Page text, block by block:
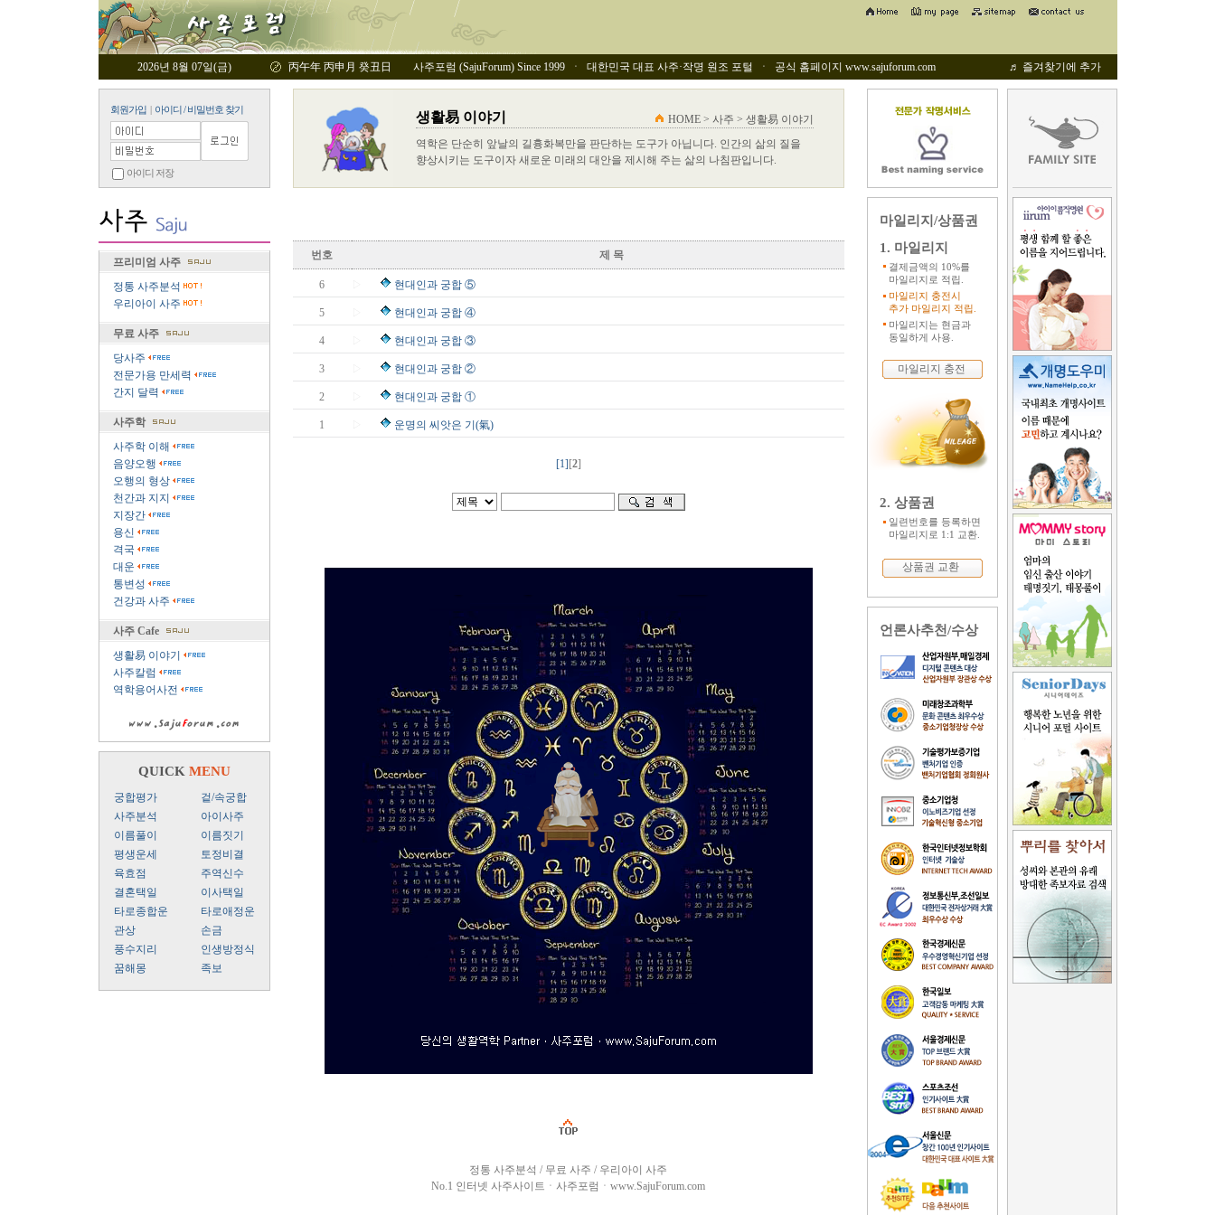
2026년 8월 07일(금) 丙午年 丙申月 癸丑日 사주포럼 (SajuForum) Since 1999 ㆍ 대한민국 대표 사주·작명 원조 포털 ㆍ 공식 홈페이지 www.sajuforum.com ♬ 즐겨찾기에 추가
회원가입| 아이디 / 비밀번호 찾기
아이디 저장
프리미엄 사주
정통 사주분석
우리아이 사주
무료 사주
당사주
전문가용 만세력
간지 달력
사주학
사주학 이해
음양오행
오행의 형상
천간과 지지
지장간
용신
격국
대운
통변성
건강과 사주
사주 Cafe
생활易 이야기
사주칼럼
역학용어사전
QUICK MENU
궁합평가
겉/속궁합
사주분석
아이사주
이름풀이
이름짓기
평생운세
토정비결
육효점
주역신수
결혼택일
이사택일
타로종합운
타로애정운
관상
손금
풍수지리
인생방정식
꿈해몽
족보
생활易 이야기
HOME > 사주 > 생활易 이야기
역학은 단순히 앞날의 길흉화복만을 판단하는 도구가 아닙니다. 인간의 삶의 질을
향상시키는 도구이자 새로운 미래의 대안을 제시해 주는 삶의 나침판입니다.
번호 제 목
6 현대인과 궁합 ⑤
5 현대인과 궁합 ④
4 현대인과 궁합 ③
3 현대인과 궁합 ②
2 현대인과 궁합 ①
1 운명의 씨앗은 기(氣)
[1] [2]
정통 사주분석 / 무료 사주 / 우리아이 사주
No.1 인터넷 사주사이트ㆍ사주포럼ㆍwww.SajuForum.com
마일리지/상품권
1. 마일리지
결제금액의 10%를
마일리지로 적립.
마일리지 충전시
추가 마일리지 적립.
마일리지는 현금과
동일하게 사용.
마일리지 충전
2. 상품권
일련번호를 등록하면
마일리지로 1:1 교환.
상품권 교환
언론사추천/수상